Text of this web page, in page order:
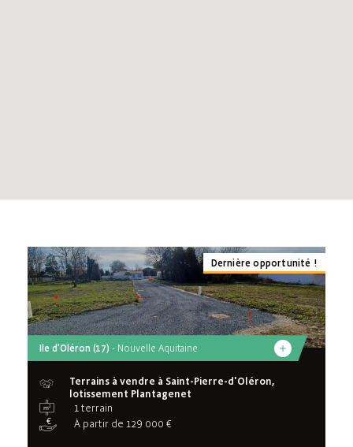
Dernière opportunité !
Ile d'Oléron (17) - Nouvelle Aquitaine
Terrains à vendre à Saint-Pierre-d'Oléron,
lotissement Plantagenet
1 terrain
À partir de 129 000 €